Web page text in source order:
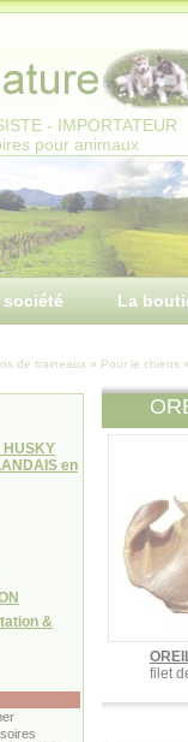
- IMPORTATEUR
pour animaux
société La
de traineaux » Pour le chiens »
en
&
filet